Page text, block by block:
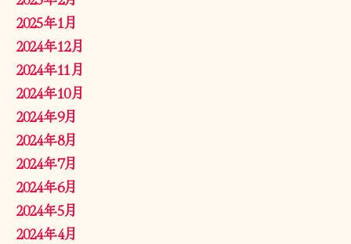
2025年1月
2024年12月
2024年11月
2024年10月
2024年9月
2024年8月
2024年7月
2024年6月
2024年5月
2024年4月